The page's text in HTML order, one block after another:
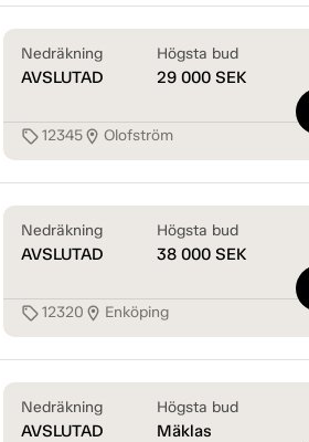
Nedräkning
AVSLUTAD
Högsta bud
29 000 SEK
sell12345location_on Olofström
Nedräkning
AVSLUTAD
Högsta bud
38 000 SEK
sell12320 location_on Enköping
Nedräkning
AVSLUTAD
Högsta bud
Mäklas